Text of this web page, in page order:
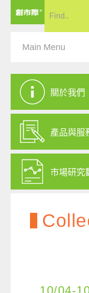
關於我們
產品與服
市場研究
10/04-